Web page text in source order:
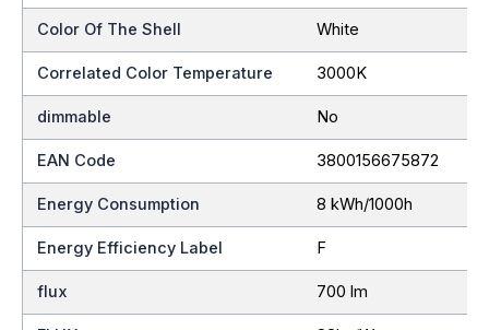
Color Of The Shell White
Correlated Color Temperature 3000K
dimmable No
EAN Code 3800156675872
Energy Consumption 8 kWh/1000h
Energy Efficiency Label F
flux 700 lm